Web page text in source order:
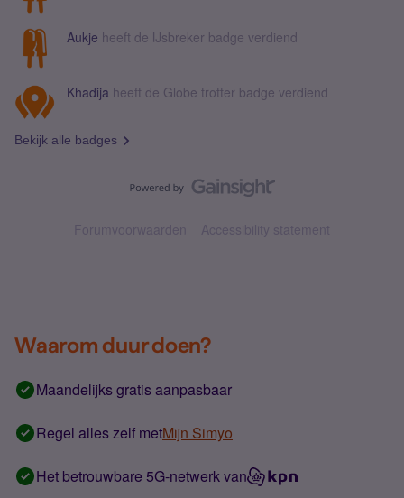
Aukje heeft de IJsbreker badge verdiend
Khadija heeft de Globe trotter badge verdiend
Bekijk alle badges
Forumvoorwaarden Accessibility statement
Waarom duur doen?
Maandelijks gratis aanpasbaar
Regel alles zelf metMijn Simyo
Het betrouwbare 5G-netwerk van